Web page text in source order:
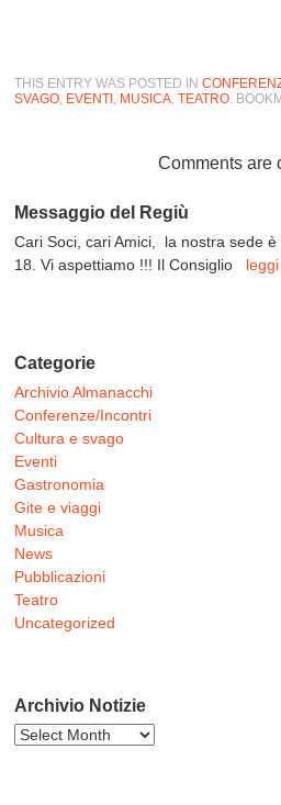
THIS ENTRY WAS POSTED IN
SVAGO, EVENTI , MUSICA,TEATRO.
Comments are
Messaggio del Regiù
Cari Soci, cari Amici, la nostra sede
18. Vi aspettiamo !!! Il Consiglio
Categorie
Archivio Almanacchi
Conferenze/Incontri
Cultura e svago
Eventi
Gastronomia
Gite e viaggi
Musica
News
Pubblicazioni
Teatro
Uncategorized
Archivio Notizie
Archivio